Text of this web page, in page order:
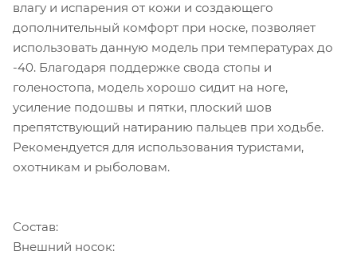
влагу и испарения от кожи и создающего
дополнительный комфорт при носке, позволяет
использовать данную модель при температурах до
-40. Благодаря поддержке свода стопы и
голеностопа, модель хорошо сидит на ноге,
усиление подошвы и пятки, плоский шов
препятствующий натиранию пальцев при ходьбе.
Рекомендуется для использования туристами,
охотникам и рыболовам.
Состав:
Внешний носок: